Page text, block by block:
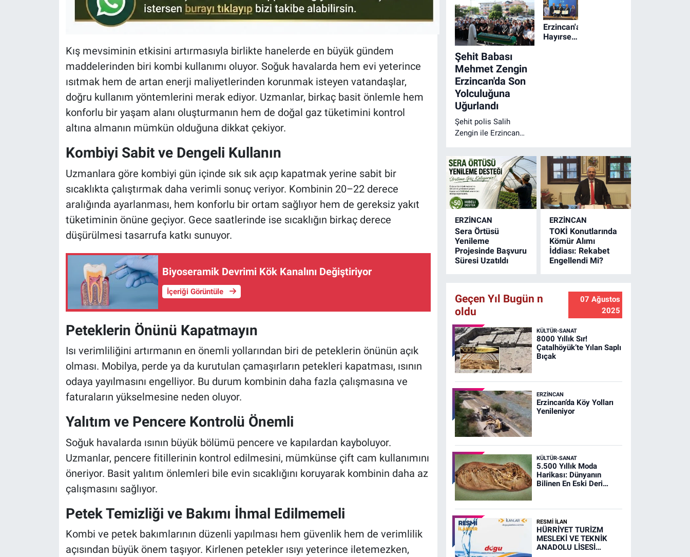
Kış mevsiminin etkisini artırmasıyla birlikte hanelerde en büyük gündem
maddelerinden biri kombi kullanımı oluyor. Soğuk havalarda hem evi yeterince
ısıtmak hem de artan enerji maliyetlerinden korunmak isteyen vatandaşlar,
doğru kullanım yöntemlerini merak ediyor. Uzmanlar, birkaç basit önlemle hem
konforlu bir yaşam alanı oluşturmanın hem de doğal gaz tüketimini kontrol
altına almanın mümkün olduğuna dikkat çekiyor.
Kombiyi Sabit ve Dengeli Kullanın
Uzmanlara göre kombiyi gün içinde sık sık açıp kapatmak yerine sabit bir
sıcaklıkta çalıştırmak daha verimli sonuç veriyor. Kombinin 20–22 derece
aralığında ayarlanması, hem konforlu bir ortam sağlıyor hem de gereksiz yakıt
tüketiminin önüne geçiyor. Gece saatlerinde ise sıcaklığın birkaç derece
düşürülmesi tasarrufa katkı sunuyor.
Biyoseramik Devrimi Kök Kanalını Değiştiriyor
İçeriği Görüntüle
Peteklerin Önünü Kapatmayın
Isı verimliliğini artırmanın en önemli yollarından biri de peteklerin önünün açık
olması. Mobilya, perde ya da kurutulan çamaşırların petekleri kapatması, ısının
odaya yayılmasını engelliyor. Bu durum kombinin daha fazla çalışmasına ve
faturaların yükselmesine neden oluyor.
Yalıtım ve Pencere Kontrolü Önemli
Soğuk havalarda ısının büyük bölümü pencere ve kapılardan kayboluyor.
Uzmanlar, pencere fitillerinin kontrol edilmesini, mümkünse çift cam kullanımını
öneriyor. Basit yalıtım önlemleri bile evin sıcaklığını koruyarak kombinin daha az
çalışmasını sağlıyor.
Petek Temizliği ve Bakımı İhmal Edilmemeli
Kombi ve petek bakımlarının düzenli yapılması hem güvenlik hem de verimlilik
açısından büyük önem taşıyor. Kirlenen petekler ısıyı yeterince iletemezken,
Şehit Babası
Mehmet Zengin
Erzincan'da Son
Yolculuğuna
Uğurlandı
Şehit polis Salih
Zengin ile Erzincan
Başkanı Abdulkadir
Zengin'in babası
Mehmet Zengin,
Erzincan'da düzenlenen
cenaze töreninin
yolculuğuna uğurlandı.
Erzincan'a
Hayırsever
ERZINCAN
Sera Örtüsü
Yenileme
Projesinde Başvuru
Süresi Uzatıldı
ERZINCAN
TOKİ Konutlarında
Kömür Alımı
İddiası: Rekabet
Engellendi Mi?
Geçen Yıl Bugün n
oldu
07 Ağustos
2025
KÜLTÜR-SANAT
8000 Yıllık Sır!
Çatalhöyük’te Yılan Saplı
Bıçak
ERZINCAN
Erzincan’da Köy Yolları
Yenileniyor
KÜLTÜR-SANAT
5.500 Yıllık Moda
Harikası: Dünyanın
Bilinen En Eski Deri
RESMİ İLAN
HÜRRİYET TURİZM
MESLEKİ VE TEKNİK
ANADOLU LİSESİ